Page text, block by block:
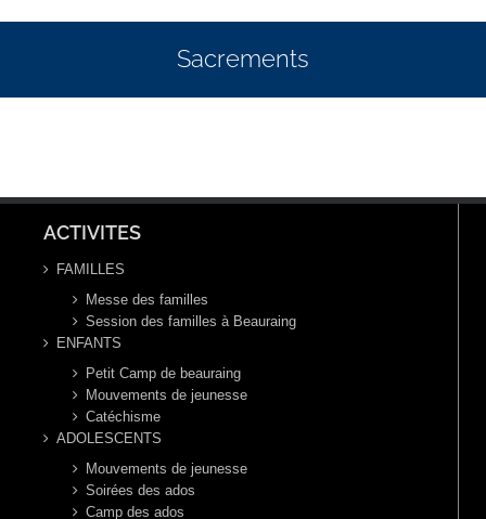
Sacrements
ACTIVITES
FAMILLES
Messe des familles
Session des familles à Beauraing
ENFANTS
Petit Camp de beauraing
Mouvements de jeunesse
Catéchisme
ADOLESCENTS
Mouvements de jeunesse
Soirées des ados
Camp des ados